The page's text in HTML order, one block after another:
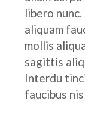
libero
aliquam
mollis
sagittis
Interdu
faucibus